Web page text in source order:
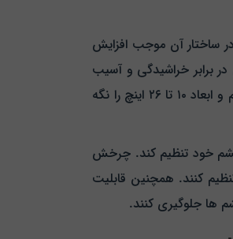
نشکن در ساختار آن موجب افزایش
برابر خراشیدگی و آسیب‌
های ظاهری محافظت کرده و ماندگاری بالای آن را تضمین می‌ کند. پایه ماتریکس MS2 از نظر فنی می‌ تواند مانیتورهایی با وزن حداکثر ۴ کیلوگرم و ابعاد ۱۰ تا ۲۶ اینچ را نگه
نسبت به سطح چشم خود تنظیم کند. چرخش
تنظیم کنند. همچنین قابلیت
ها جلوگیری کنند.